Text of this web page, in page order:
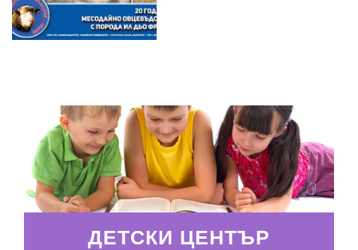
ДЕТСКИ ЦЕНТЪР